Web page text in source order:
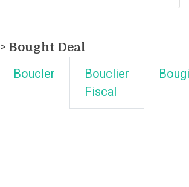
> Bought Deal
Boucler
Bouclier
Fiscal